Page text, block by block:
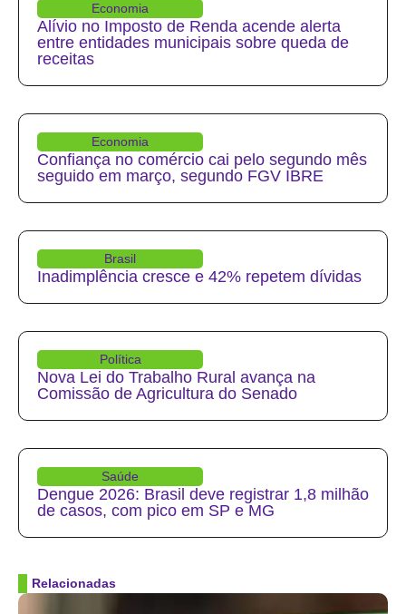
Economia
Alívio no Imposto de Renda acende alerta
entre entidades municipais sobre queda de
receitas
Economia
Confiança no comércio cai pelo segundo mês
seguido em março, segundo FGV IBRE
Brasil
Inadimplência cresce e 42% repetem dívidas
Política
Nova Lei do Trabalho Rural avança na
Comissão de Agricultura do Senado
Saúde
Dengue 2026: Brasil deve registrar 1,8 milhão
de casos, com pico em SP e MG
Relacionadas